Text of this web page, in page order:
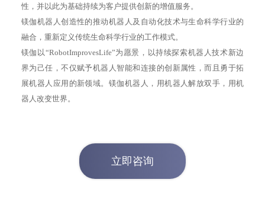
性，并以此为基础持续为客户提供创新的增值服务。
镁伽机器人创造性的推动机器人及自动化技术与生命科学行业的
融合，重新定义传统生命科学行业的工作模式。
镁伽以“RobotImprovesLife”为愿景，以持续探索机器人技术新边
界为己任，不仅赋予机器人智能和连接的创新属性，而且勇于拓
展机器人应用的新领域。镁伽机器人，用机器人解放双手，用机
立即咨询